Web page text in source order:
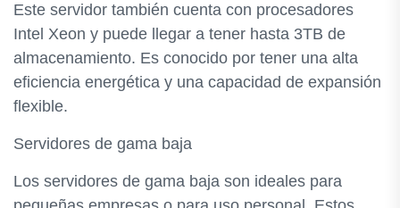
Este servidor también cuenta con procesadores
Intel Xeon y puede llegar a tener hasta 3TB de
almacenamiento. Es conocido por tener una alta
eficiencia energética y una capacidad de expansión
flexible.
Servidores de gama baja
Los servidores de gama baja son ideales para